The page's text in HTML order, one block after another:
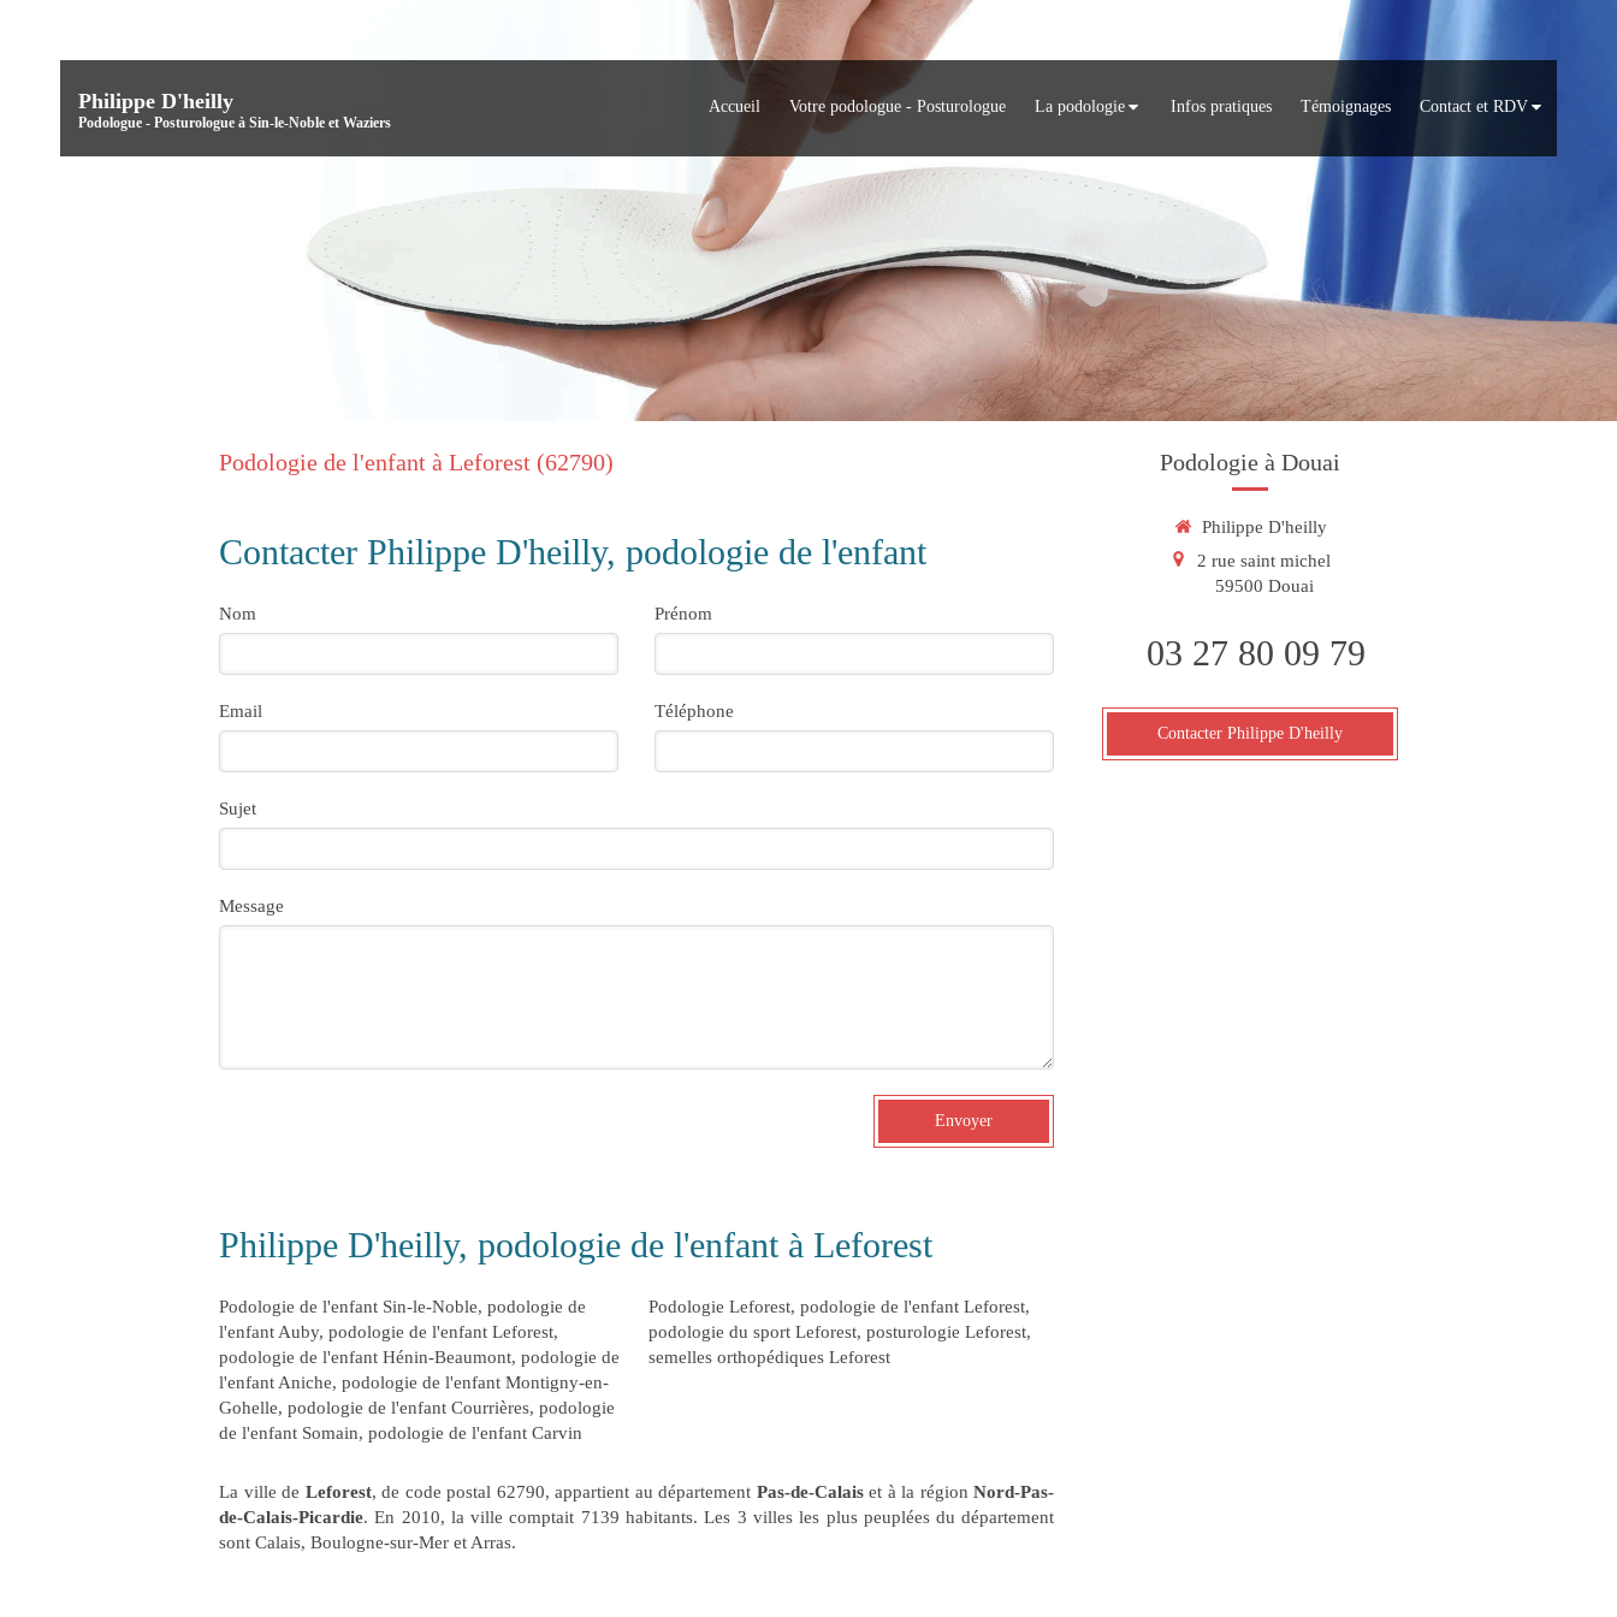
Accueil Votre podologue - Posturologue La podologie Infos pratiques Témoignages Contact et RDV
Philippe D'heilly
Podologue - Posturologue à Sin-le-Noble et Waziers
Podologie de l'enfant à Leforest (62790)
Contacter Philippe D'heilly, podologie de l'enfant
Nom Prénom
Email Téléphone
Sujet
Message
Envoyer
Philippe D'heilly, podologie de l'enfant à Leforest
Podologie de l'enfant Sin-le-Noble, podologie de
l'enfant Auby, podologie de l'enfant Leforest,
podologie de l'enfant Hénin-Beaumont, podologie de
l'enfant Aniche, podologie de l'enfant Montigny-en-
Gohelle, podologie de l'enfant Courrières, podologie
de l'enfant Somain, podologie de l'enfant Carvin
Podologie Leforest,podologie de l'enfant Leforest,
podologie du sport Leforest,posturologie Leforest,
semelles orthopédiques Leforest
La ville de Leforest, de code postal 62790, appartient au département Pas-de-Calaiset à la régionNord-Pas-
de-Calais-Picardie. En 2010, la ville comptait 7139 habitants. Les 3 villes les plus peuplées du département
sont Calais, Boulogne-sur-Mer et Arras.
Podologie à Douai
Philippe D'heilly
2 rue saint michel
59500 Douai
03 27 80 09 79
Contacter Philippe D'heilly